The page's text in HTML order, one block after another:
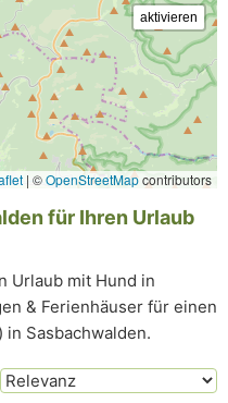
| ©OpenStreetMapcontributors
für Ihren Urlaub
Urlaub mit Hund in
& Ferienhäuser für einen
Sasbachwalden.